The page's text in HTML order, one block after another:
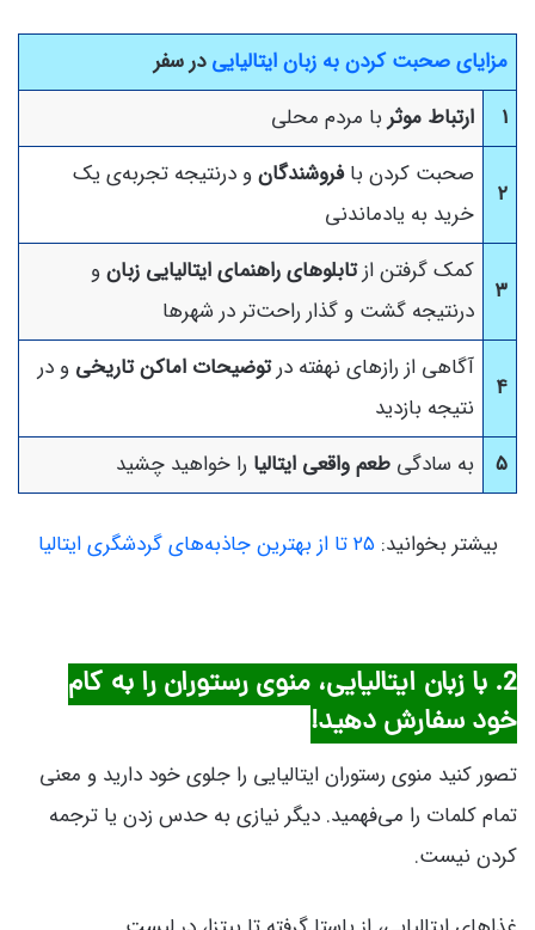
مزایای صحبت کردن به زبان ایتالیاییدر سفر
۱
ارتباط موثربا مردم محلی
۲
صحبت کردن بافروشندگانو درنتیجه تجربه‌ی یک
خرید به یادماندنی
۳
کمک گرفتن ازتابلوهای راهنمای ایتالیایی زبانو
درنتیجه گشت و گذار راحت‌تر در شهرها
۴
آگاهی از رازهای نهفته درتوضیحات اماکن تاریخی و در
نتیجه بازدید
۵
به سادگی طعم واقعی ایتالیا را خواهید چشید
بیشتر بخوانید: ۲۵ تا از بهترین جاذبه‌های گردشگری ایتالیا
2. با زبان ایتالیایی، منوی رستوران را به کام
خود سفارش دهید!
تصور کنید منوی رستوران ایتالیایی را جلوی خود دارید و معنی
تمام کلمات را می‌فهمید. دیگر نیازی به حدس زدن یا ترجمه
کردن نیست.